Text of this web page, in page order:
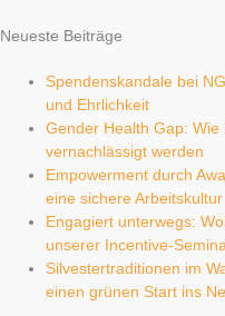
Neueste Beiträge
Spendenskandale bei
und Ehrlichkeit
Gender Health Gap:
vernachlässigt werden
Empowerment durch
eine sichere Arbeitskultur
Engagiert unterwegs:
unserer Incentive-
Silvestertraditionen im
einen grünen Start ins